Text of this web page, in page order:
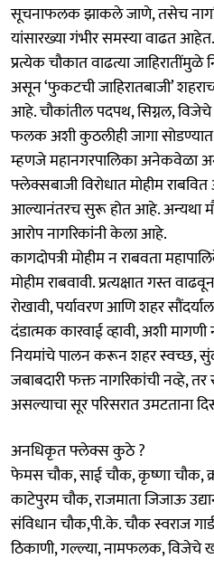
सूचनाफलक झाकले जाणे, तसेच
यांसारख्या गंभीर समस्या वाढत आहेत.
प्रत्येक चौकात वाढत्या
असून ‘फुकटची जाहिरातबाजी’
आहे. चौकांतील पदपथ, सिग्नल,
फलक अशी कुठलीही जागा सोडण्यात
म्हणजे महानगरपालिका अनेकवेळा
फ्लेक्सबाजी विरोधात मोहीम
आल्यानंतरच सुरू होत आहे. अन्यथा
आरोप नागरिकांनी केला आहे.
कागदोपत्री मोहीम न राबवता
मोहीम राबवावी. प्रत्यक्षात गस्त
रोखावी, पर्यावरण आणि शहर
दंडात्मक कारवाई व्हावी, अशी
नियमांचे पालन करून शहर स्वच्छ,
जबाबदारी फक्त नागरिकांची नव्हे,
असल्याचा सूर परिसरात उमटताना
अनधिकृत फ्लेक्स कुठे ?
फेमस चौक, साई चौक, कृष्णा चौक,
काटेपुरम चौक, राजमाता जिजाऊ
संविधान चौक,पी.के. चौक स्वराज
ठिकाणी, गल्ल्या, नामफलक, विजेचे